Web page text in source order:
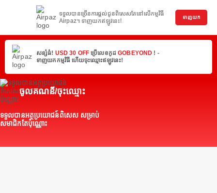
ទទួលបានច្រើនការផ្តល់ជូនពិសេសតែនៅលើកម្មវិធី
Airpaz។ ទាញយកឥឡូវនេះ!
ទាញយក
សន្សំធំ! USD 30 OFFប្រើលេខកូដGOBEYOND ! -
ទាញយកកម្មវិធី ហើយចុះឈ្មោះឥឡូវនេះ!
ចូលគណនី/ចុះឈ្មោះ
ទទួលបានអត្ថប្រយោជន៍ពិសេស សម្រាប់
សមាជិកតែប៉ុណ្ណោះ